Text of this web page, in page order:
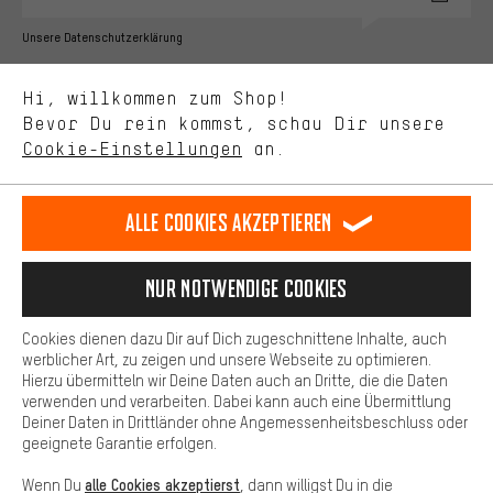
Unsere Datenschutzerklärung
Sprache"
Deutsch
DE english
EN español
ES français
FR
VERTRAG WIDERRUFEN Aachener Community Affiliateprogramm
Datenschutz Allgemeine Geschäftsbedingungen
Hinweisgebersystem Hinweise zur Batterieentsorgung
Cookie-Einstellungen Kontrast ändern
Alle Preise verstehen sich in Euro und exkl. MwSt zuzüglich
Versandkostenfür Lieferung nachUSA.
Hi, willkommen zum Shop!
Bevor Du rein kommst, schau Dir unsere
Cookie-Einstellungen an.
Bessere Leistung
Uns interessiert, was Du in unserem Shop suchst und brauchst.
selbst Einfluss auf die Verbesserung unserer Webseite und
unseres Shop-Angebots.
Dein Shopping-Erlebnis wird komfortabler. Mit Komfort-Cookies
stellen wir Verknüpfungen zu Social Media Plattformen her. So
können wir dir weitere nützliche Inhalte und Informationen zur
Verfügung stellen. Zudem hast du die Möglichkeit zusätzliche
Services zu nutzen, die es dir erleichtern die richtigen Produkte zu
finden. Beispielsweise bieten wir eine Chat-Funktion an, damit
Fragen schnell und unkompliziert beantwortet werden können.
Basis
Basis-Cookies gewährleisten, dass Du unsere Webseite
grundsätzlich nutzen kannst.
Alle Cookies akzeptieren
Nur Notwendige Cookies
Cookies dienen dazu Dir auf Dich zugeschnittene Inhalte, auch
werblicher Art, zu zeigen und unsere Webseite zu optimieren.
Hierzu übermitteln wir Deine Daten auch an Dritte, die die Daten
verwenden und verarbeiten. Dabei kann auch eine Übermittlung
Deiner Daten in Drittländer ohne Angemessenheitsbeschluss oder
geeignete Garantie erfolgen.
Wenn Du alle Cookies akzeptierst , dann willigst Du in die